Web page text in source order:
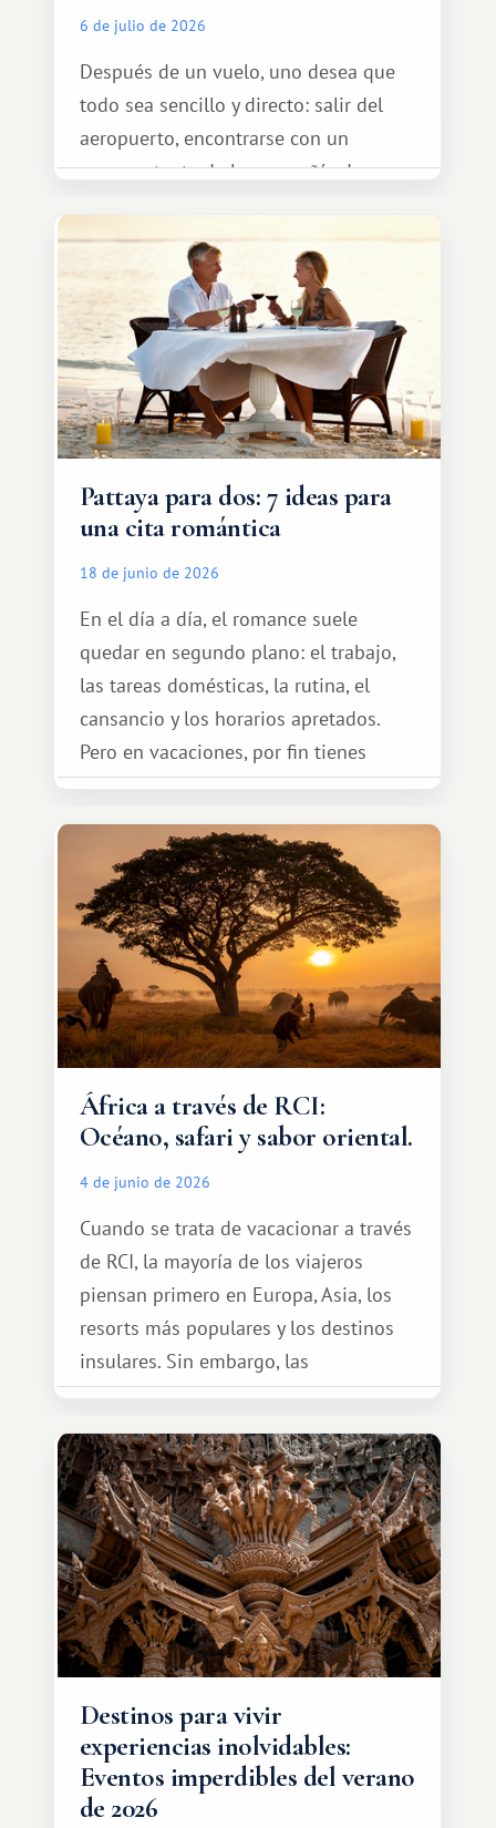
6 de julio de 2026
Después de un vuelo, uno desea que
todo sea sencillo y directo: salir del
aeropuerto, encontrarse con un
representante de la compañía de
tranquilamente hasta el complejo
turístico.
Pattaya para dos: 7 ideas para
una cita romántica
18 de junio de 2026
En el día a día, el romance suele
quedar en segundo plano: el trabajo,
las tareas domésticas, la rutina, el
cansancio y los horarios apretados.
Pero en vacaciones, por fin tienes
espacio para dos y ganas de hacer algo
especial por tu pareja. No tiene por
qué ser algo grandioso, pero sí algo
cálido y memorable.
África a través de RCI:
Océano, safari y sabor oriental.
4 de junio de 2026
Cuando se trata de vacacionar a través
de RCI, la mayoría de los viajeros
piensan primero en Europa, Asia, los
resorts más populares y los destinos
insulares. Sin embargo, las
oportunidades que ofrece el sistema
de intercambio son mucho más
amplias. Entre ellas se encuentra
África, un continente que ofrece una
experiencia de viaje completamente
diferente.
Destinos para vivir
experiencias inolvidables:
Eventos imperdibles del verano
de 2026